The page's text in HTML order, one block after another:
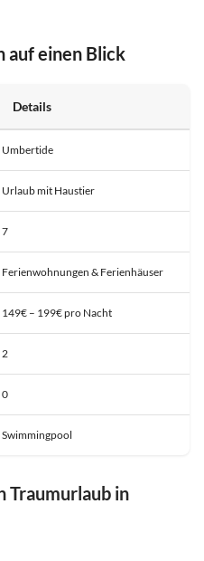
einen Blick
Details
Umbertide
Urlaub mit Haustier
7
Ferienwohnungen & Ferienhäuser
149€ – 199€ pro Nacht
2
0
Swimmingpool
Traumurlaub in